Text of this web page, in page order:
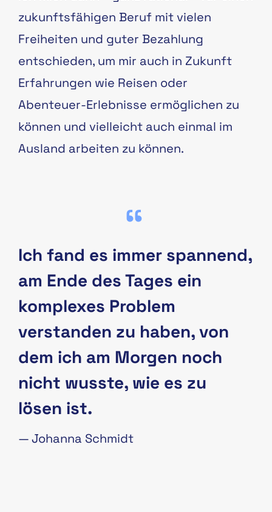
zukunftsfähigen Beruf mit vielen
Freiheiten und guter Bezahlung
entschieden, um mir auch in Zukunft
Erfahrungen wie Reisen oder
Abenteuer-Erlebnisse ermöglichen zu
können und vielleicht auch einmal im
Ausland arbeiten zu können.
Ich fand es immer spannend,
am Ende des Tages ein
komplexes Problem
verstanden zu haben, von
dem ich am Morgen noch
nicht wusste, wie es zu
lösen ist.
—Johanna Schmidt